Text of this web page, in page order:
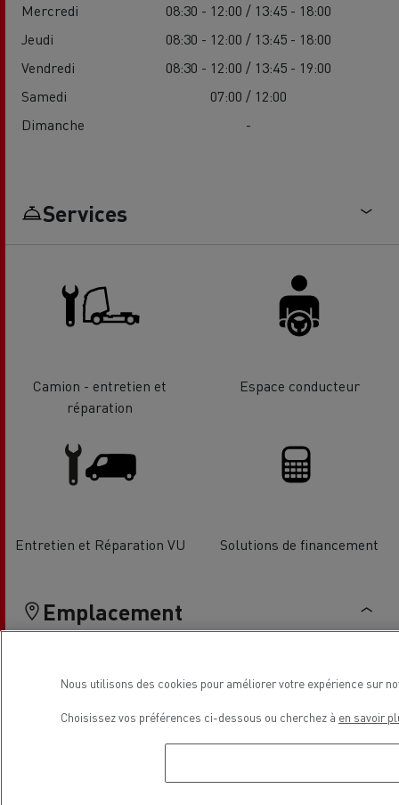
Mercredi
08:30 - 12:00 / 13:45 - 18:00
Jeudi
08:30 - 12:00 / 13:45 - 18:00
Vendredi
08:30 - 12:00 / 13:45 - 19:00
Samedi
07:00 / 12:00
Dimanche
-
Services
Camion - entretien et
réparation
Espace conducteur
Entretien et Réparation VU Solutions de financement
Emplacement
Nous utilisons des cookies pour améliorer votre expérience sur
Choisissez vos préférences ci-dessous ou cherchez à en savoir